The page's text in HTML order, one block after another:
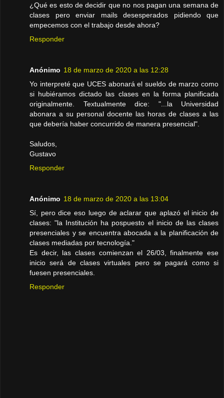
¿Qué es esto de decidir que no nos pagan una semana de
clases pero enviar mails desesperados pidiendo que
empecemos con el trabajo desde ahora?
Responder
Anónimo 18 de marzo de 2020 a las 12:28
Yo interpreté que UCES abonará el sueldo de marzo como
si hubiéramos dictado las clases en la forma planificada
originalmente. Textualmente dice: "...la Universidad
abonara a su personal docente las horas de clases a las
que debería haber concurrido de manera presencial".
Saludos,
Gustavo
Responder
Anónimo 18 de marzo de 2020 a las 13:04
Sí, pero dice eso luego de aclarar que aplazó el inicio de
clases: "la Institución ha pospuesto el inicio de las clases
presenciales y se encuentra abocada a la planificación de
clases mediadas por tecnología."
Es decir, las clases comienzan el 26/03, finalmente ese
inicio será de clases virtuales pero se pagará como si
fuesen presenciales.
Responder